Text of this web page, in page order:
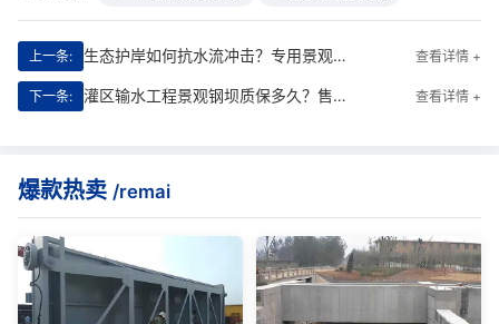
上一条: 生态护岸如何抗水流冲击？专用景观钢坝结构设计与选型 查看详情 +
下一条: 灌区输水工程景观钢坝质保多久？售后维修服务**详解 查看详情 +
爆款热卖 /remai